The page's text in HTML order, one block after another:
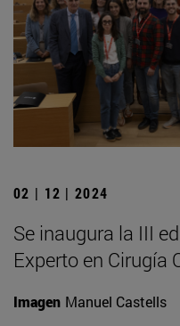
02 | 12 | 2024
Se inaugura la III
Experto en Cirugía
Imagen Manuel Castells